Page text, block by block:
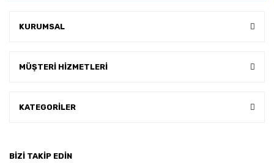
KURUMSAL
MÜŞTERİ HİZMETLERİ
KATEGORİLER
BİZİ TAKİP EDİN